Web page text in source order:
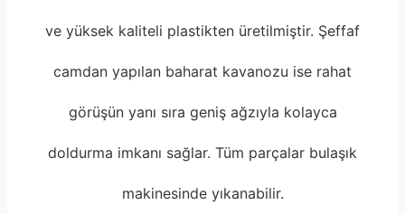
ve yüksek kaliteli plastikten üretilmiştir. Şeffaf
camdan yapılan baharat kavanozu ise rahat
görüşün yanı sıra geniş ağzıyla kolayca
doldurma imkanı sağlar. Tüm parçalar bulaşık
makinesinde yıkanabilir.